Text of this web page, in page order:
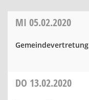
MI 05.02.2020
Gemeindevertretung
DO 13.02.2020